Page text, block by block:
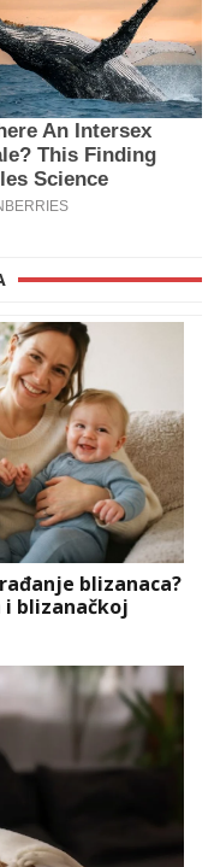
blizanaca?
blizanačkoj